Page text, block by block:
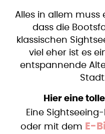
Alles in allem muss
dass die
klassischen
viel eher ist es
entspannende
Hier eine
Eine
oder mit dem E-